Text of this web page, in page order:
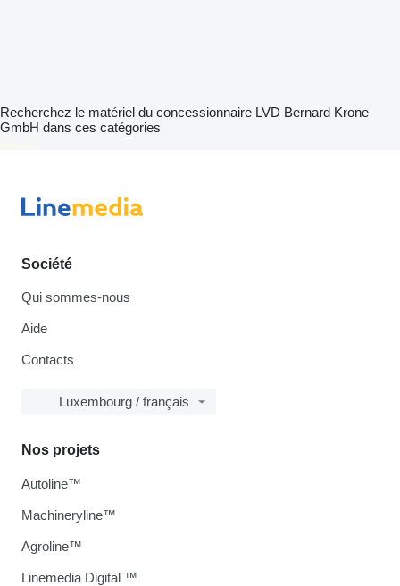
Recherchez le matériel du concessionnaire LVD Bernard Krone
GmbH dans ces catégories
disallow-in-dsa
Société
Qui sommes-nous
Aide
Contacts
Luxembourg / français
Nos projets
Autoline™
Machineryline™
Agroline™
Linemedia Digital ™